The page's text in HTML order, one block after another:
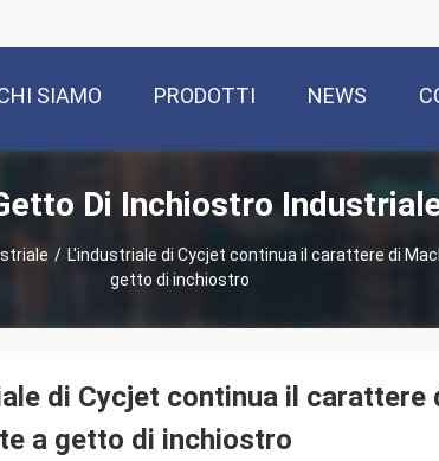
SIAMO PRODOTTI NEWS
Di Inchiostro
/ L'industriale di Cycjet continua il carattere di
getto di inchiostro
di Cycjet continua il carattere
a getto di inchiostro